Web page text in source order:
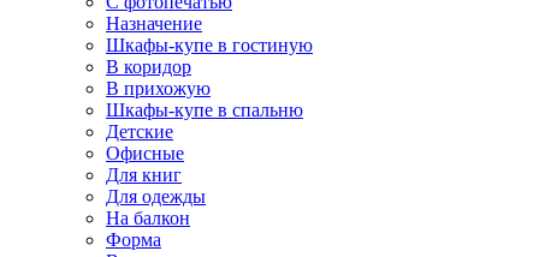
Назначение
Шкафы-купе в гостиную
В коридор
В прихожую
Шкафы-купе в спальню
Детские
Офисные
Для книг
Для одежды
На балкон
Форма